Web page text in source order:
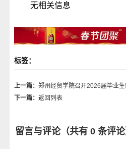
无相关信息
标签：
上一篇： 郑州经贸学院召开2026届毕业
下一篇： 返回列表
留言与评论（共有 0 条评论